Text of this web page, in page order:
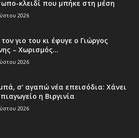
κλειδί που μπήκε στη μέση
2026
γιο του κι έφυγε ο Γιώργος
– Χωρισμός...
2026
σ’ αγαπώ νέα επεισόδια: Χάνει
η Βιργινία
2026